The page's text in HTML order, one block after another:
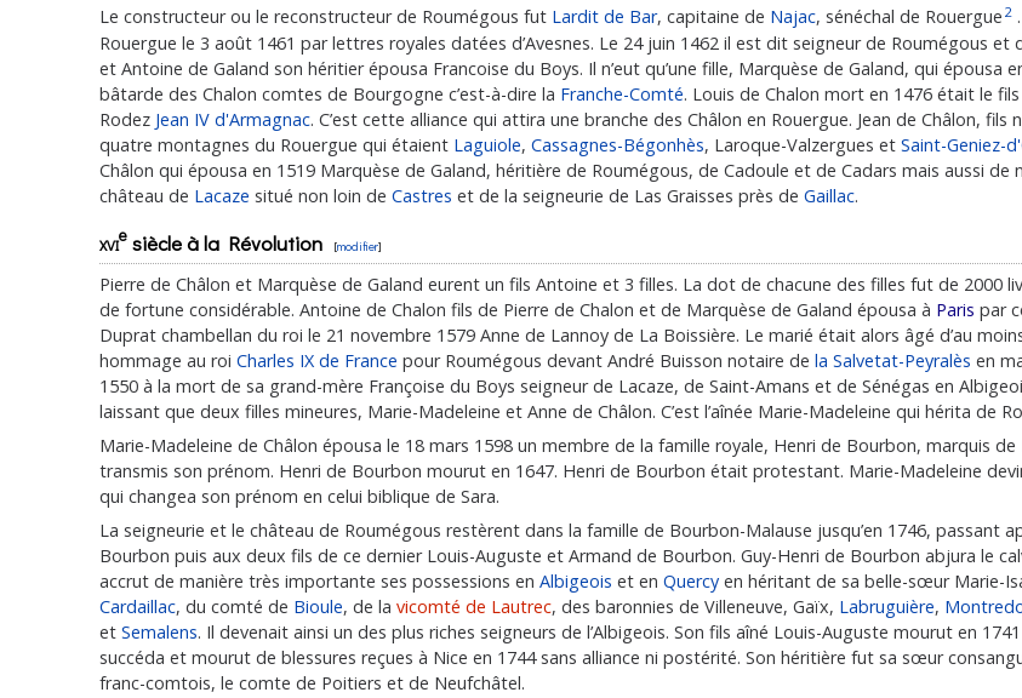
Le constructeur ou le reconstructeur de Roumégous fut Lardit de Bar, capitaine de Najac, sénéchal de Rouergue 2
Rouergue le 3 août 1461 par lettres royales datées d’Avesnes. Le 24 juin 1462 il est dit seigneur de Roumégous
et Antoine de Galand son héritier épousa Francoise du Boys. Il n’eut qu’une fille, Marquèse de Galand, qui épousa
bâtarde des Chalon comtes de Bourgogne c’est-à-dire la Franche-Comté. Louis de Chalon mort en 1476 était le
Rodez Jean IV d'Armagnac. C’est cette alliance qui attira une branche des Châlon en Rouergue. Jean de Châlon,
quatre montagnes du Rouergue qui étaient Laguiole, Cassagnes-Bégonhès, Laroque-Valzergues et Saint-Geniez-
Châlon qui épousa en 1519 Marquèse de Galand, héritière de Roumégous, de Cadoule et de Cadars mais aussi de
château de Lacaze situé non loin de Castres et de la seigneurie de Las Graisses près de Gaillac.
xvie siècle à la Révolution [modifier]
Pierre de Châlon et Marquèse de Galand eurent un fils Antoine et 3 filles. La dot de chacune des filles fut de 2000
de fortune considérable. Antoine de Chalon fils de Pierre de Chalon et de Marquèse de Galand épousa à Paris par
Duprat chambellan du roi le 21 novembre 1579 Anne de Lannoy de La Boissière. Le marié était alors âgé d’au
hommage au roi Charles IX de France pour Roumégous devant André Buisson notaire de la Salvetat-Peyralès en
1550 à la mort de sa grand-mère Françoise du Boys seigneur de Lacaze, de Saint-Amans et de Sénégas en
laissant que deux filles mineures, Marie-Madeleine et Anne de Châlon. C’est l’aînée Marie-Madeleine qui hérita de
Marie-Madeleine de Châlon épousa le 18 mars 1598 un membre de la famille royale, Henri de Bourbon, marquis de
transmis son prénom. Henri de Bourbon mourut en 1647. Henri de Bourbon était protestant. Marie-Madeleine
qui changea son prénom en celui biblique de Sara.
La seigneurie et le château de Roumégous restèrent dans la famille de Bourbon-Malause jusqu’en 1746, passant
Bourbon puis aux deux fils de ce dernier Louis-Auguste et Armand de Bourbon. Guy-Henri de Bourbon abjura le
accrut de manière très importante ses possessions en Albigeois et en Quercy en héritant de sa belle-sœur Marie-
Cardaillac, du comté de Bioule, de la vicomté de Lautrec, des baronnies de Villeneuve, Gaïx, Labruguière,
et Semalens. Il devenait ainsi un des plus riches seigneurs de l’Albigeois. Son fils aîné Louis-Auguste mourut en
succéda et mourut de blessures reçues à Nice en 1744 sans alliance ni postérité. Son héritière fut sa sœur
franc-comtois, le comte de Poitiers et de Neufchâtel.